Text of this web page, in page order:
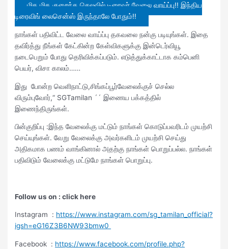
மிக மிக குறைந்த செலவில் டிரைவர் வேலை வாய்ப்பு!! இந்திய
டிரைவிங் லைசென்ஸ் இருந்தாலே போதும்!!
நாங்கள் பதிவிட்ட வேலை வாய்ப்பு தகவலை நன்கு படியுங்கள். இதை
தவிர்த்து நீங்கள் கேட்கின்ற கேள்விகளுக்கு இன்டெர்வியூ
நடைபெறும் போது தெரிவிக்கப்படும். எடுத்துக்காட்டாக கம்பெனி
பெயர், விசா காலம்……
இது போன்ற வெளிநாட்டு,சிங்கப்பூர்வேலைக்குச் செல்ல
விரும்புவோர்,“ SGTamilan ´´ இணைய பக்கத்தில்
இணைந்திருங்கள்.
பின்குறிப்பு :இந்த வேலைக்கு மட்டும் நாங்கள் கொடுப்பவரிடம் முயற்சி
செய்யுங்கள். வேறு வேலைக்கு அவர்களிடம் முயற்சி செய்து
அதிகமாக பணம் வாங்கினால் அதற்கு நாங்கள் பொறுப்பல்ல. நாங்கள்
பதிவிடும் வேலைக்கு மட்டுமே நாங்கள் பொறுப்பு.
Follow us on : click here
Instagram : https://www.instagram.com/sg_tamilan_official?
igsh=eG16Z3B6NW93bmw0
Facebook : https://www.facebook.com/profile.php?